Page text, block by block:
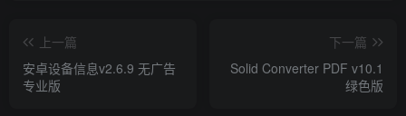
上一篇
安卓设备信息v2.6.9 无广告
专业版
下一篇
Solid Converter PDF v10.1
绿色版